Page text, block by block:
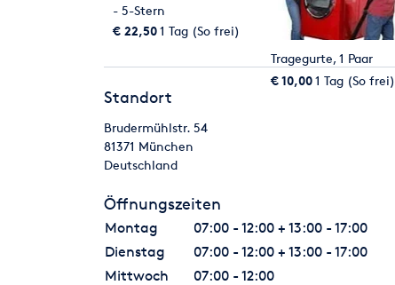
- 5-Stern
€ 22,501 Tag (So frei)
Tragegurte, 1 Paar
€ 10,001 Tag (So frei)
Standort
Brudermühlstr. 54
81371 München
Deutschland
Öffnungszeiten
Montag
07:00 - 12:00 + 13:00 - 17:00
Dienstag
07:00 - 12:00 + 13:00 - 17:00
Mittwoch
07:00 - 12:00